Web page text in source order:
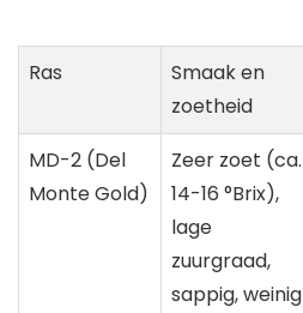
Ras
Smaak en
zoetheid
MD-2 (Del
Monte Gold)
Zeer zoet (ca.
14-16 °Brix),
lage
zuurgraad,
sappig, weinig